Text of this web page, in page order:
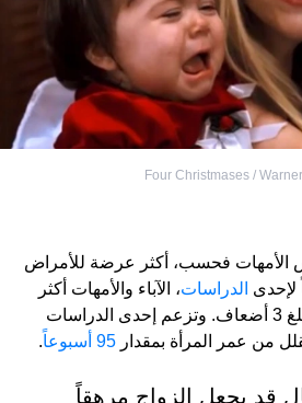
Four Christmases /
الأمهات فحسب، أكثر عرضة للأمراض
لإحدى الدراسات، الآباء والأمهات أكثر
عرضة للأمراض بنسبة تبلغ 3 أضعاف. وتزعم إحدى الدراسات
من عمر المرأة بمقدار 95 أسبوعاً .
قد يجعل الزواج مرهقاً